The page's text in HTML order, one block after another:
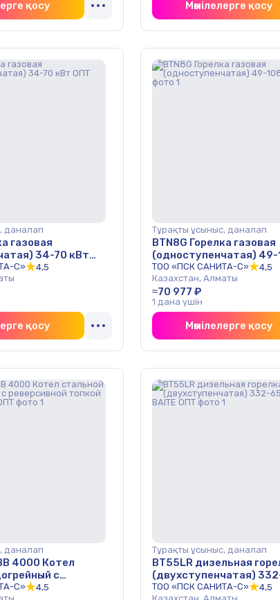
қосу Мәмілелерге қосу
даналап
газовая
34-70 кВт
С»
4,5
қосу
Тұрақты ұсыныс, даналап
BTN8G Горелка газовая
(одноступенчатая) 49-
ОПТ
ТОО «ПСК САНИТА-С»
4,5
Казахстан, Алматы
≈70 977 ₽
1 дана үшін
Мәмілелерге қосу
даналап
4000 Котел
с
С»
4,5
Тұрақты ұсыныс, даналап
BT55LR дизельная
(двухступенчатая)
BAITE ОПТ
ТОО «ПСК САНИТА-С»
4,5